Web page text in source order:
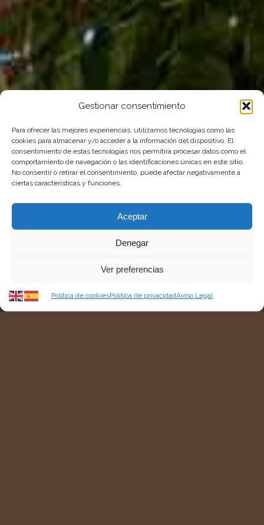
Gestionar consentimiento
Para ofrecer las mejores experiencias, utilizamos tecnologías como las
cookies para almacenar y/o acceder a la información del dispositivo. El
consentimiento de estas tecnologías nos permitirá procesar datos como el
comportamiento de navegación o las identificaciones únicas en este sitio.
No consentir o retirar el consentimiento, puede afectar negativamente a
ciertas características y funciones.
Aceptar
Denegar
Ver preferencias
Política de cookiesPolítica de privacidadAviso Legal